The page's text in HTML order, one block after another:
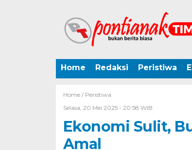
Home Redaksi Peristiwa
Home / Peristiwa
Selasa, 20 Mei 2025 - 20:58 WIB
Ekonomi Sulit,
Amal